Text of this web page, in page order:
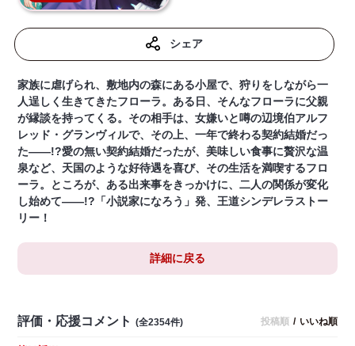
シェア
家族に虐げられ、敷地内の森にある小屋で、狩りをしながら一
人逞しく生きてきたフローラ。ある日、そんなフローラに父親
が縁談を持ってくる。その相手は、女嫌いと噂の辺境伯アルフ
レッド・グランヴィルで、その上、一年で終わる契約結婚だっ
た――!?愛の無い契約結婚だったが、美味しい食事に贅沢な温
泉など、天国のような好待遇を喜び、その生活を満喫するフロ
ーラ。ところが、ある出来事をきっかけに、二人の関係が変化
し始めて――!?「小説家になろう」発、王道シンデレラストー
リー！
詳細に戻る
評価・応援コメント (全2354件) 投稿順 / いいね順